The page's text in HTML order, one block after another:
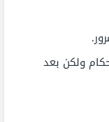
ولكن بعد